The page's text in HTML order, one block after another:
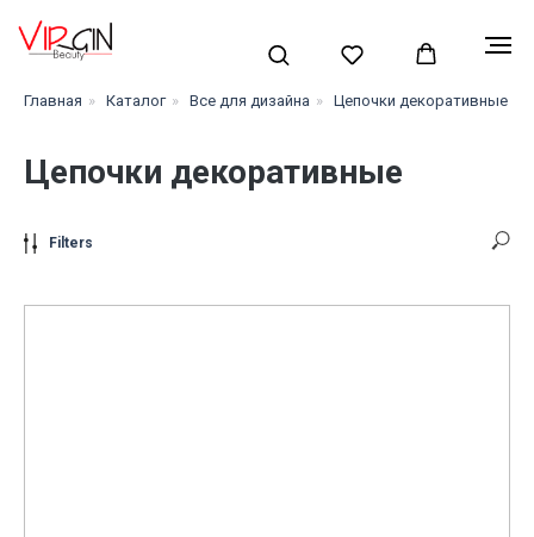
Главная » Каталог » Все для дизайна » Цепочки декоративные
Цепочки декоративные
Filters